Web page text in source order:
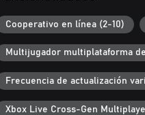
Cooperativo en línea (2-10)
Multijugador multiplataforma
Frecuencia de actualización
Xbox Live Cross-Gen